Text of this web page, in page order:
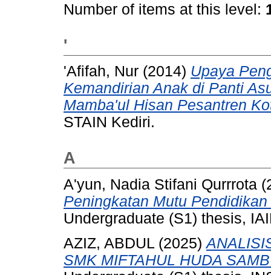
Number of items at this level:
'
'Afifah, Nur (2014) Upaya
Kemandirian Anak di Panti
Mamba'ul Hisan Pesantren
STAIN Kediri.
A
A'yun, Nadia Stifani Qurrrota
Peningkatan Mutu
Undergraduate (S1) thesis,
AZIZ, ABDUL (2025)
SMK MIFTAHUL HUDA